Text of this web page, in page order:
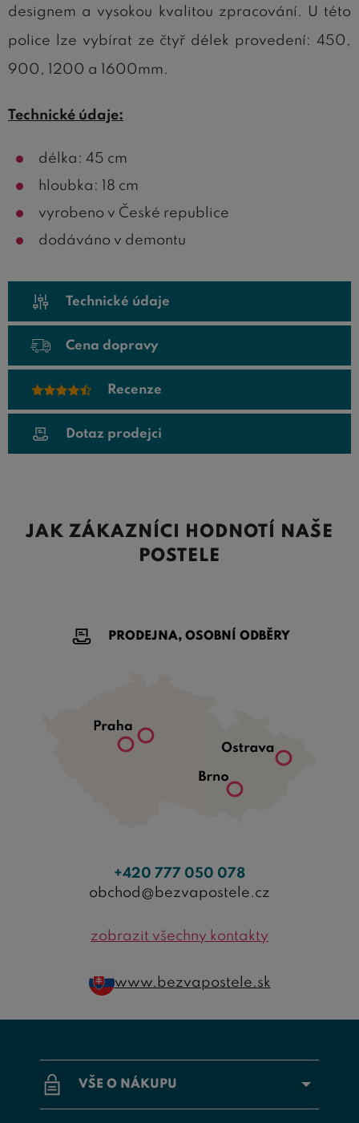
designem a vysokou kvalitou zpracování. U této
police lze vybírat ze čtyř délek provedení: 450,
900, 1200 a 1600mm.
Technické údaje:
délka: 45 cm
hloubka: 18 cm
vyrobeno v České republice
dodáváno v demontu
Technické údaje
Cena dopravy
Recenze
Dotaz prodejci
JAK ZÁKAZNÍCI HODNOTÍ NAŠE
POSTELE
VŠE O NÁKUPU
PRODEJNA, OSOBNÍ ODBĚRY
+420 777 050 078
obchod@bezvapostele.cz
zobrazit všechny kontakty
www.bezvapostele.sk